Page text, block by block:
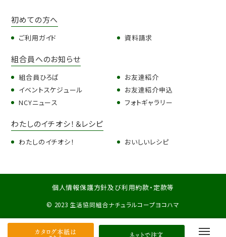
初めての方へ
ご利用ガイド 資料請求
組合員へのお知らせ
組合員ひろば
イベントスケジュール
NCYニュース
お友達紹介
お友達紹介申込
フォトギャラリー
わたしのイチオシ！＆レシピ
わたしのイチオシ！ おいしいレシピ
個人情報保護方針及び利用約款・定款等
© 2023 生活協同組合ナチュラルコープヨコハマ
カタログ本紙は ネットで注文